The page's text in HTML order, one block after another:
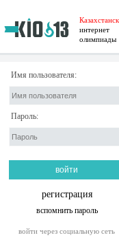
интернет
олимпиады
Имя пользователя:
Пароль:
регистрация
вспомнить пароль
войти через социальную сеть